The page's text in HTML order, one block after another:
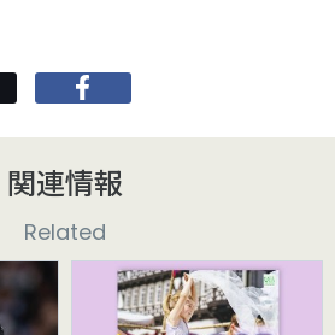
関連情報
Related